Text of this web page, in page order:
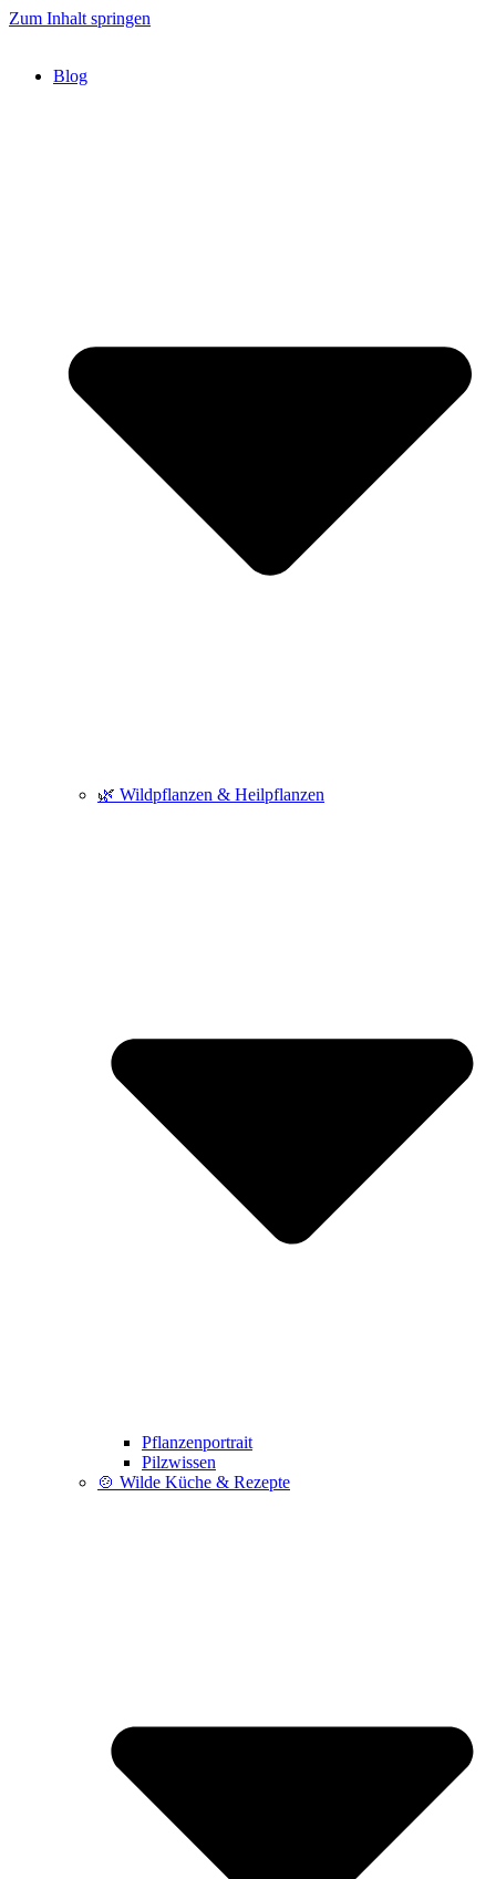
Zum Inhalt springen
Blog
🌿 Wildpflanzen & Heilpflanzen
Pflanzenportrait
Pilzwissen
🍲 Wilde Küche & Rezepte